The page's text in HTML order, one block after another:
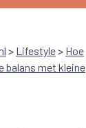
> Lifestyle> Hoe
balans met kleine